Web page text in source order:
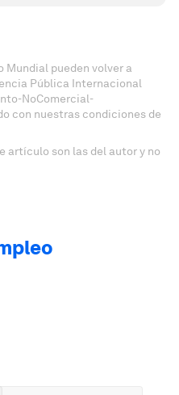
Mundial pueden volver a
Pública Internacional
NoComercial-
con nuestras condiciones de
artículo son las del autor y no